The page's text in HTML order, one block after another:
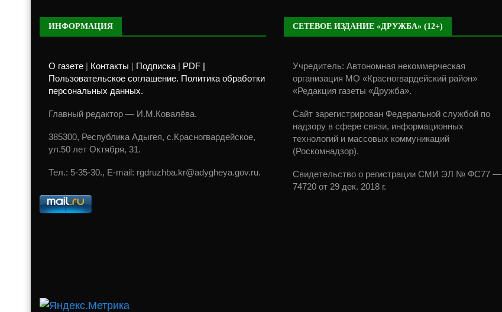
ИНФОРМАЦИЯ
О газете Контакты Подписка
PDF |
Пользовательское соглашение. Политика обработки
персональных данных.
Главный редактор — И.М.Ковалёва.
385300, Республика Адыгея, с.Красногвардейское,
ул.50 лет Октября, 31.
Тел.: 5-35-30., E-mail: rgdruzhba.kr@adygheya.gov.ru.
СЕТЕВОЕ ИЗДАНИЕ «ДРУЖБА» (12+)
Учредитель: Автономная некоммерческая
организация МО «Красногвардейский район»
«Редакция газеты «Дружба».
Сайт зарегистрирован Федеральной службой по
надзору в сфере связи, информационных
технологий и массовых коммуникаций
(Роскомнадзор).
Свидетельство о регистрации СМИ ЭЛ № ФС77 —
74720 от 29 дек. 2018 г.